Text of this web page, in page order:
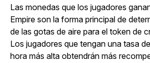
Las monedas que los jugadores
Empire son la forma principal de
de las gotas de aire para el token de
Los jugadores que tengan una tasa
hora más alta obtendrán más